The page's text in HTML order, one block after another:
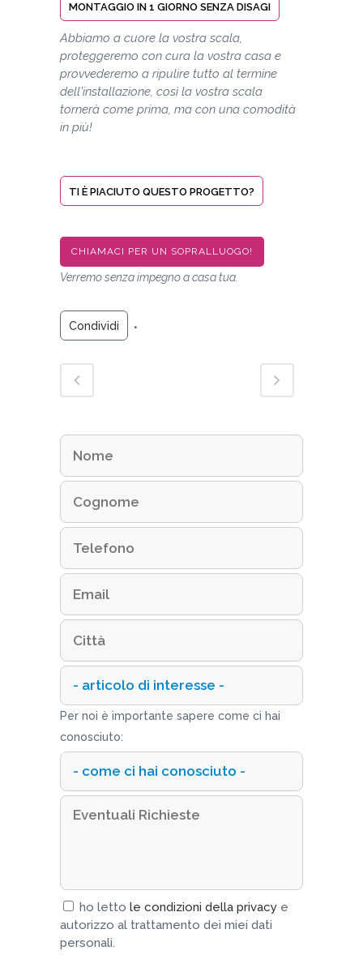
MONTAGGIO IN 1 GIORNO SENZA DISAGI
Abbiamo a cuore la vostra scala,
proteggeremo con cura la vostra casa e
provvederemo a ripulire tutto al termine
dell'installazione, così la vostra scala
tornerà come prima, ma con una comodità
in più!
TI È PIACIUTO QUESTO PROGETTO?
CHIAMACI PER UN SOPRALLUOGO!
Verremo senza impegno a casa tua.
Condividi
Per noi è importante sapere come ci hai
conosciuto:
ho letto le condizioni della privacy e
autorizzo al trattamento dei miei dati
personali.